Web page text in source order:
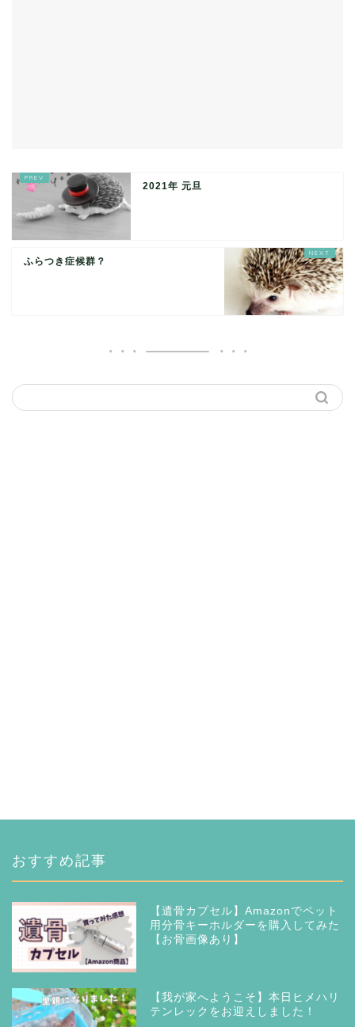
2021年 元旦
ふらつき症候群？
おすすめ記事
【遺骨カプセル】Amazonでペット
用分骨キーホルダーを購入してみた
【お骨画像あり】
【我が家へようこそ】本日ヒメハリ
テンレックをお迎えしました！